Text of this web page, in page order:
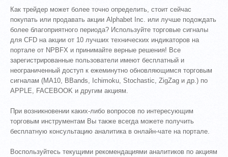
Как трейдер может более точно определить, стоит сейчас
покупать или продавать акции Alphabet Inc. или лучше подождать
более благоприятного периода? Используйте торговые сигналы
для CFD на акции от 10 лучших технических индикаторов на
портале от NPBFX и принимайте верные решения! Все
зарегистрированные пользователи имеют бесплатный и
неограниченный доступ к ежеминутно обновляющимся торговым
сигналам (MA10, BBands, Ichimoku, Stochastic, ZigZag и др.) по
APPLE, FACEBOOK и другим акциям.
При возникновении каких-либо вопросов по интересующим
торговым инструментам Вы также всегда можете получить
бесплатную консультацию аналитика в онлайн-чате на портале.
Воспользуйтесь текущими рекомендациями аналитиков по акциям